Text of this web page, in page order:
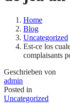
Home
Blog
Uncategorized
Est-ce los
complaisants
Geschrieben von
admin
Posted in
Uncategorized